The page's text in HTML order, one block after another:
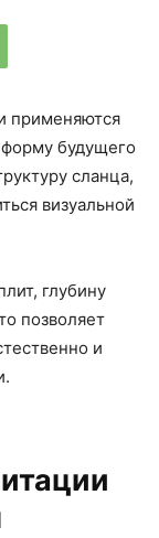
применяются
будущего
сланца,
визуальной
глубину
позволяет
и